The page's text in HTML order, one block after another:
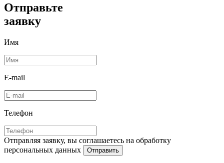
Отправьте
заявку
Имя
E-mail
Телефон
Отправляя заявку, вы соглашаетесь на обработку
персональных данных
Отправить